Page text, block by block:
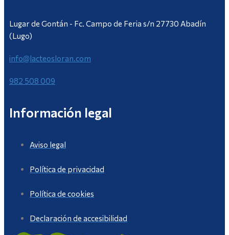
Lugar de Gontán - Fc. Campo de Feria s/n 27730 Abadín
(Lugo)
info@lacteosloran.com
982 508 009
Información legal
Aviso legal
Política de privacidad
Política de cookies
Declaración de accesibilidad